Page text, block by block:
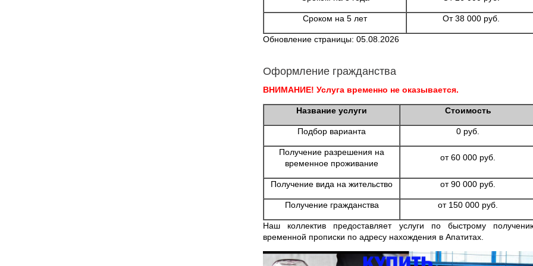
Сроком на 5 лет От 38 000 руб.
Обновление страницы: 05.08.2026
Оформление гражданства
ВНИМАНИЕ! Услуга временно не оказывается.
Название услуги Стоимость
Подбор варианта 0 руб.
Получение разрешения на
временное проживание
от 60 000 руб.
Получение вида на жительство от 90 000 руб.
Получение гражданства от 150 000 руб.
Наш коллектив предоставляет услуги по быстрому
временной прописки по адресу нахождения в Апатитах.